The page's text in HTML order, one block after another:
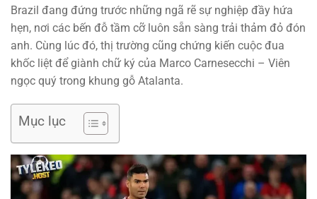
Brazil đang đứng trước những ngã rẽ sự nghiệp đầy hứa
hẹn, nơi các bến đỗ tầm cỡ luôn sẵn sàng trải thảm đỏ đón
anh. Cùng lúc đó, thị trường cũng chứng kiến cuộc đua
khốc liệt để giành chữ ký của Marco Carnesecchi – Viên
ngọc quý trong khung gỗ Atalanta.
Mục lục